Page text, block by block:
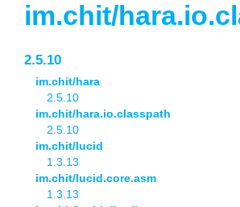
im.chit/
2.5.10
im.chit/hara
2.5.10
im.chit/hara.io.classpath
2.5.10
im.chit/lucid
1.3.13
im.chit/lucid.core.asm
1.3.13